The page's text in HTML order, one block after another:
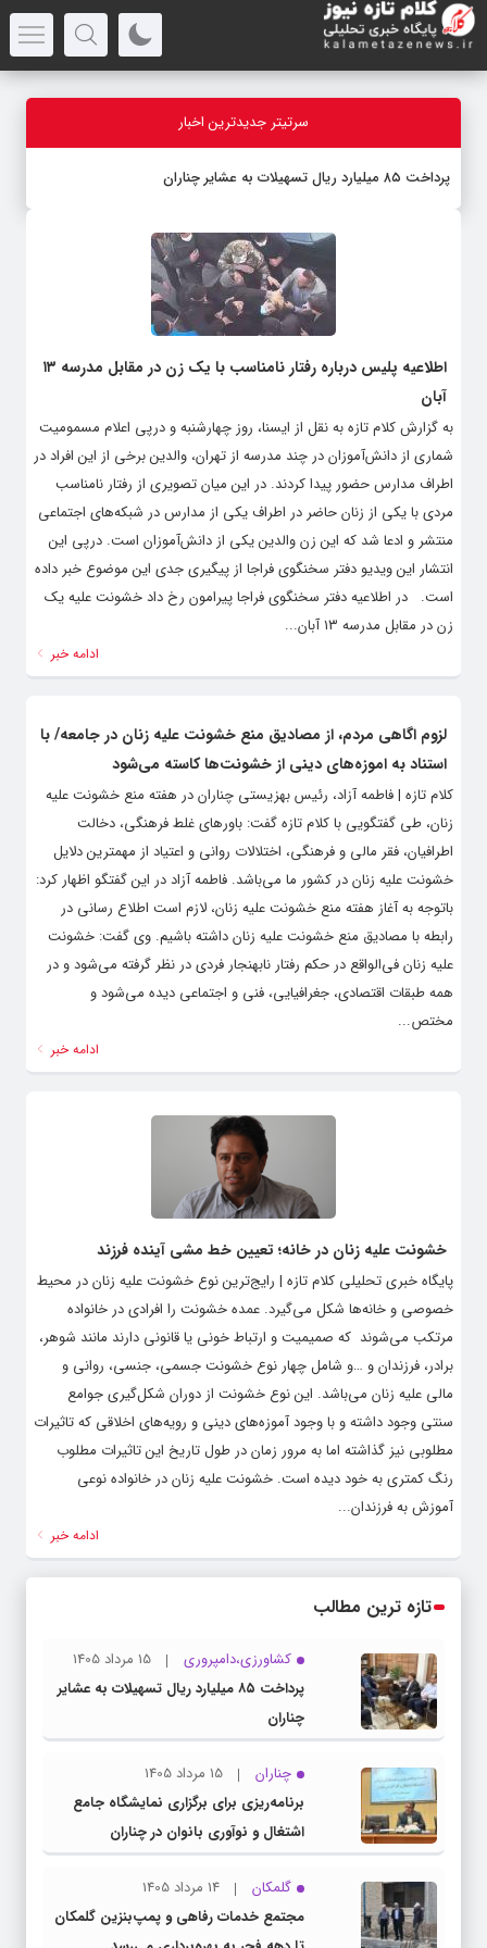
سرتیتر جدیدترین اخبار
پرداخت ۸۵ میلیارد ریال تسهیلات به عشایر چناران
اطلاعیه پلیس درباره رفتار نامناسب با یک زن در مقابل مدرسه ۱۳
آبان
به گزارش کلام تازه به نقل از ایسنا، روز چهارشنبه و درپی اعلام مسمومیت
شماری از دانش‌آموزان در چند مدرسه از تهران، والدین برخی از این افراد در
اطراف مدارس حضور پیدا کردند. در این میان تصویری از رفتار نامناسب
مردی با یکی از زنان حاضر در اطراف یکی از مدارس در شبکه‌های اجتماعی
منتشر و ادعا شد که این زن والدین یکی از دانش‌آموزان است. درپی این
انتشار این ویدیو دفتر سخنگوی فراجا از پیگیری جدی این موضوع خبر داده
است. در اطلاعیه‌ دفتر سخنگوی فراجا پیرامون رخ داد خشونت علیه یک
زن در مقابل مدرسه ۱۳ آبان...
ادامه خبر
لزوم اگاهی مردم، از مصادیق منع خشونت علیه زنان در جامعه/ با
استناد به اموزه‌های دینی از خشونت‌ها کاسته می‌شود
کلام تازه | فاطمه آزاد، رئیس بهزیستی چناران در هفته منع خشونت علیه
زنان، طی گفتگویی با کلام تازه گفت: باورهای غلط فرهنگی، دخالت
اطرافیان، فقر مالی و فرهنگی، اختلالات روانی و اعتیاد از مهمترین دلایل
خشونت علیه زنان در کشور ما می‌باشد. فاطمه آزاد در این گفتگو اظهار کرد:
باتوجه به آغاز هفته منع خشونت علیه زنان، لازم است اطلاع رسانی در
رابطه با مصادیق منع خشونت علیه زنان داشته باشیم. وی گفت: خشونت
علیه زنان فی‌الواقع در حکم رفتار نابهنجار فردی در نظر گرفته می‌شود و در
همه طبقات اقتصادی، جغرافیایی، فنی و اجتماعی دیده می‌شود و
مختص...
ادامه خبر
خشونت علیه زنان در خانه؛ تعیین خط مشی آینده فرزند
پایگاه خبری تحلیلی کلام تازه | رایج‌ترین نوع خشونت علیه زنان در محیط
خصوصی و خانه‌ها شکل می‌گیرد. عمده خشونت را افرادی در خانواده
مرتکب می‌شوند که صمیمیت و ارتباط خونی یا قانونی دارند مانند شوهر،
برادر، فرزندان و …و شامل چهار نوع خشونت جسمی، جنسی، روانی و
مالی علیه زنان می‌باشد. این نوع خشونت از دوران شکل‌گیری جوامع
سنتی وجود داشته و با وجود آموزه‌های دینی و رویه‌های اخلاقی که تاثیرات
مطلوبی نیز گذاشته اما به مرور زمان در طول تاریخ این تاثیرات مطلوب
رنگ کمتری به خود دیده است. خشونت علیه زنان در خانواده نوعی
آموزش به فرزندان...
ادامه خبر
تازه ترین مطالب
کشاورزی،دامپروری
15 مرداد 1405
پرداخت ۸۵ میلیارد ریال تسهیلات به عشایر
چناران
چناران
15 مرداد 1405
برنامه‌ریزی برای برگزاری نمایشگاه جامع
اشتغال و نوآوری بانوان در چناران
گلمکان
14 مرداد 1405
مجتمع خدمات رفاهی و پمپ‌بنزین گلمکان